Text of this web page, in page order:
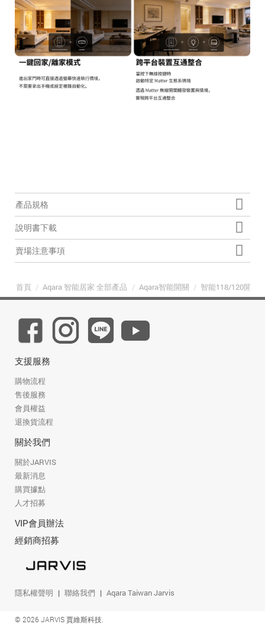
產品規格
說明書下載
賣場注意事項
首頁 / Aqara 智能居家 全部產品 / Aqara智能開關 / 智能118/120開關
支援服務
購物流程
售後服務
會員權益
退換貨流程
關於我們
關於JARVIS
最新消息
購買據點
人才招募
VIP會員辦法
經銷商招募
隱私權聲明 聯絡我們 Aqara Taiwan Jarvis
© 2026 JARVIS 賈維斯科技.